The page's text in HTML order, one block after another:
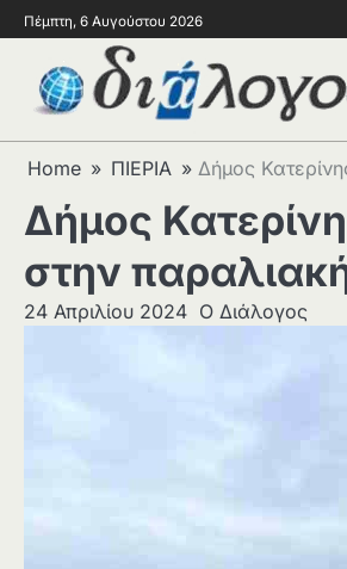
Πέμπτη, 6 Αυγούστου 2026
Home ΠΙΕΡΙΑ Δήμος
Δήμος
στην
24 Απριλίου 2024 Ο Διάλογος